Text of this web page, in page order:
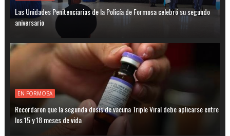
Las Unidades Penitenciarias de la Policía de Formosa celebró su segundo
aniversario
EN FORMOSA
Recordaron que la segunda dosis de vacuna Triple Viral debe aplicarse entre
los 15 y 18 meses de vida